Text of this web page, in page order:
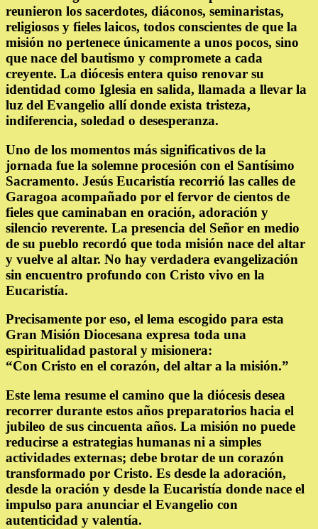
reunieron los sacerdotes, diáconos, seminaristas,
religiosos y fieles laicos, todos conscientes de que la
misión no pertenece únicamente a unos pocos, sino
que nace del bautismo y compromete a cada
creyente. La diócesis entera quiso renovar su
identidad como Iglesia en salida, llamada a llevar la
luz del Evangelio allí donde exista tristeza,
indiferencia, soledad o desesperanza.
Uno de los momentos más significativos de la
jornada fue la solemne procesión con el Santísimo
Sacramento. Jesús Eucaristía recorrió las calles de
Garagoa acompañado por el fervor de cientos de
fieles que caminaban en oración, adoración y
silencio reverente. La presencia del Señor en medio
de su pueblo recordó que toda misión nace del altar
y vuelve al altar. No hay verdadera evangelización
sin encuentro profundo con Cristo vivo en la
Eucaristía.
Precisamente por eso, el lema escogido para esta
Gran Misión Diocesana expresa toda una
espiritualidad pastoral y misionera:
“Con Cristo en el corazón, del altar a la misión.”
Este lema resume el camino que la diócesis desea
recorrer durante estos años preparatorios hacia el
jubileo de sus cincuenta años. La misión no puede
reducirse a estrategias humanas ni a simples
actividades externas; debe brotar de un corazón
transformado por Cristo. Es desde la adoración,
desde la oración y desde la Eucaristía donde nace el
impulso para anunciar el Evangelio con
autenticidad y valentía.